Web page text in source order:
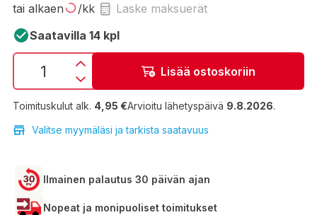
tai alkaen /kk
Laske maksuerät
Saatavilla 14 kpl
Lisää ostoskoriin
Toimituskulut alk. 4,95 €Arvioitu lähetyspäivä 9.8.2026.
Valitse myymäläsi ja tarkista saatavuus
Ilmainen palautus 30 päivän ajan
Nopeat ja monipuoliset toimitukset